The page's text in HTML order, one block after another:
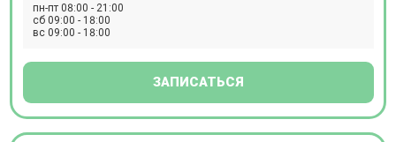
пн-пт 08:00 - 21:00
сб 09:00 - 18:00
вс 09:00 - 18:00
ЗАПИСАТЬСЯ